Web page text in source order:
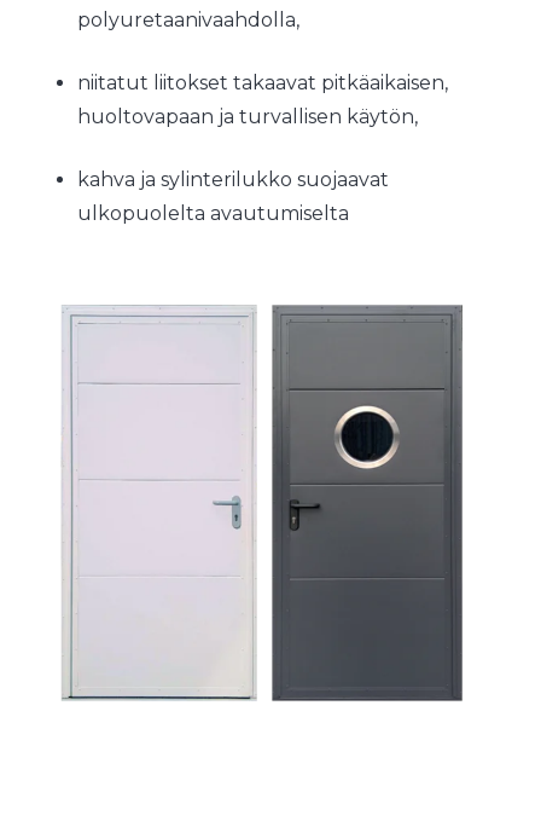
polyuretaanivaahdolla,
niitatut liitokset takaavat pitkäaikaisen,
huoltovapaan ja turvallisen käytön,
kahva ja sylinterilukko suojaavat
ulkopuolelta avautumiselta